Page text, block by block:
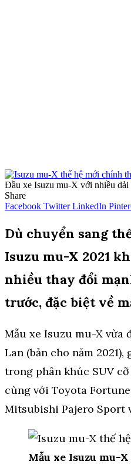
Đầu xe Isuzu mu-X với nhiều dải
Share
Facebook Twitter LinkedIn
Dù chuyển sang
Isuzu mu-X 2021
nhiều thay đổi
trước, đặc biệt về
Mẫu xe Isuzu mu-X
Lan (bản cho năm
trong phân khúc SUV
cùng với Toyota
Mitsubishi Pajero Sport
Mẫu xe Isuzu mu-